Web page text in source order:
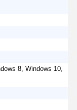
8, Windows 10,